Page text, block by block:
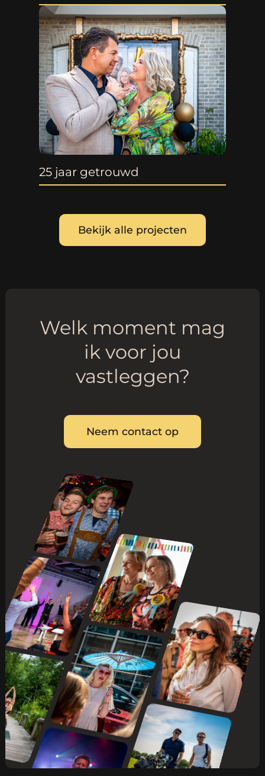
25 jaar getrouwd
Bekijk alle projecten
Welk moment mag
ik voor jou
vastleggen?
Neem contact op